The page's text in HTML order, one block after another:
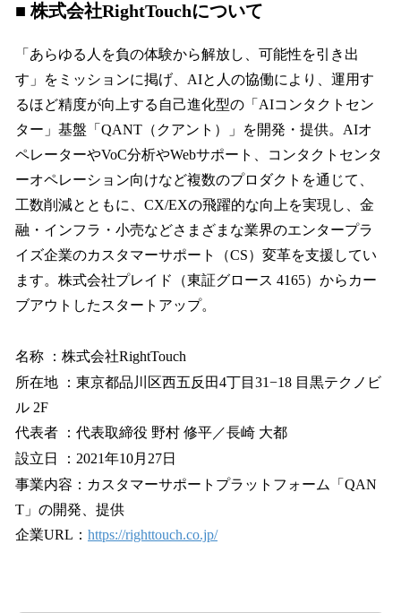
■ 株式会社RightTouchについて
「あらゆる人を負の体験から解放し、可能性を引き出
す」をミッションに掲げ、AIと人の協働により、運用す
るほど精度が向上する自己進化型の「AIコンタクトセン
ター」基盤「QANT（クアント）」を開発・提供。AIオ
ペレーターやVoC分析やWebサポート、コンタクトセンタ
ーオペレーション向けなど複数のプロダクトを通じて、
工数削減とともに、CX/EXの飛躍的な向上を実現し、金
融・インフラ・小売などさまざまな業界のエンタープラ
イズ企業のカスタマーサポート（CS）変革を支援してい
ます。株式会社プレイド（東証グロース 4165）からカー
ブアウトしたスタートアップ。
名称 ：株式会社RightTouch
所在地 ：東京都品川区西五反田4丁目31−18 目黒テクノビ
ル 2F
代表者 ：代表取締役 野村 修平／長崎 大都
設立日 ：2021年10月27日
事業内容：カスタマーサポートプラットフォーム「QAN
T」の開発、提供
企業URL： https://righttouch.co.jp/